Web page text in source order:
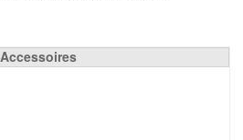
Accessoires